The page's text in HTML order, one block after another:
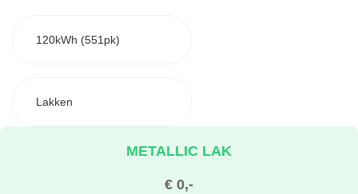
120kWh (551pk)
Lakken
€ 0,-
METALLIC LAK